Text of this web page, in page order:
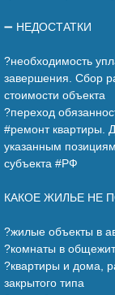
➖ НЕДОСТАТКИ
?необходимость
завершения. Сбор
стоимости объекта
?переход
#ремонт квартиры.
указанным
субъекта #РФ
КАКОЕ ЖИЛЬЕ НЕ
?жилые объекты в
?комнаты в
?квартиры и дома,
закрытого типа